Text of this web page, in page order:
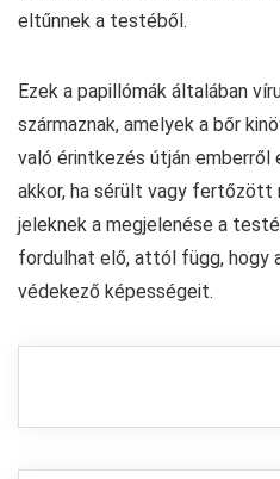
eltűnnek a testéből.
Ezek a papillómák általában
származnak, amelyek a bőr
való érintkezés útján emberről
akkor, ha sérült vagy fertőzött
jeleknek a megjelenése a
fordulhat elő, attól függ, hogy
védekező képességeit.